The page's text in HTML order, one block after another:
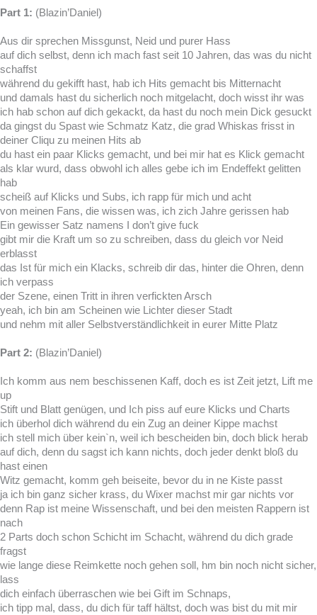
Part 1: (Blazin’Daniel)
Aus dir sprechen Missgunst, Neid und purer Hass
auf dich selbst, denn ich mach fast seit 10 Jahren, das was du nicht
schaffst
während du gekifft hast, hab ich Hits gemacht bis Mitternacht
und damals hast du sicherlich noch mitgelacht, doch wisst ihr was
ich hab schon auf dich gekackt, da hast du noch mein Dick gesuckt
da gingst du Spast wie Schmatz Katz, die grad Whiskas frisst in
deiner Cliqu zu meinen Hits ab
du hast ein paar Klicks gemacht, und bei mir hat es Klick gemacht
als klar wurd, dass obwohl ich alles gebe ich im Endeffekt gelitten
hab
scheiß auf Klicks und Subs, ich rapp für mich und acht
von meinen Fans, die wissen was, ich zich Jahre gerissen hab
Ein gewisser Satz namens I don’t give fuck
gibt mir die Kraft um so zu schreiben, dass du gleich vor Neid
erblasst
das Ist für mich ein Klacks, schreib dir das, hinter die Ohren, denn
ich verpass
der Szene, einen Tritt in ihren verfickten Arsch
yeah, ich bin am Scheinen wie Lichter dieser Stadt
und nehm mit aller Selbstverständlichkeit in eurer Mitte Platz
Part 2: (Blazin’Daniel)
Ich komm aus nem beschissenen Kaff, doch es ist Zeit jetzt, Lift me
up
Stift und Blatt genügen, und Ich piss auf eure Klicks und Charts
ich überhol dich während du ein Zug an deiner Kippe machst
ich stell mich über kein`n, weil ich bescheiden bin, doch blick herab
auf dich, denn du sagst ich kann nichts, doch jeder denkt bloß du
hast einen
Witz gemacht, komm geh beiseite, bevor du in ne Kiste passt
ja ich bin ganz sicher krass, du Wixer machst mir gar nichts vor
denn Rap ist meine Wissenschaft, und bei den meisten Rappern ist
nach
2 Parts doch schon Schicht im Schacht, während du dich grade
fragst
wie lange diese Reimkette noch gehen soll, hm bin noch nicht sicher,
lass
dich einfach überraschen wie bei Gift im Schnaps,
ich tipp mal, dass, du dich für taff hältst, doch was bist du mit mir